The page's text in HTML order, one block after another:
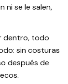
ni se le salen,
dentro, todo
sin costuras
después de